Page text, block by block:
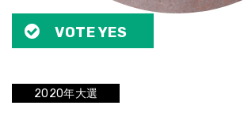
VOTE YES
2020年大選